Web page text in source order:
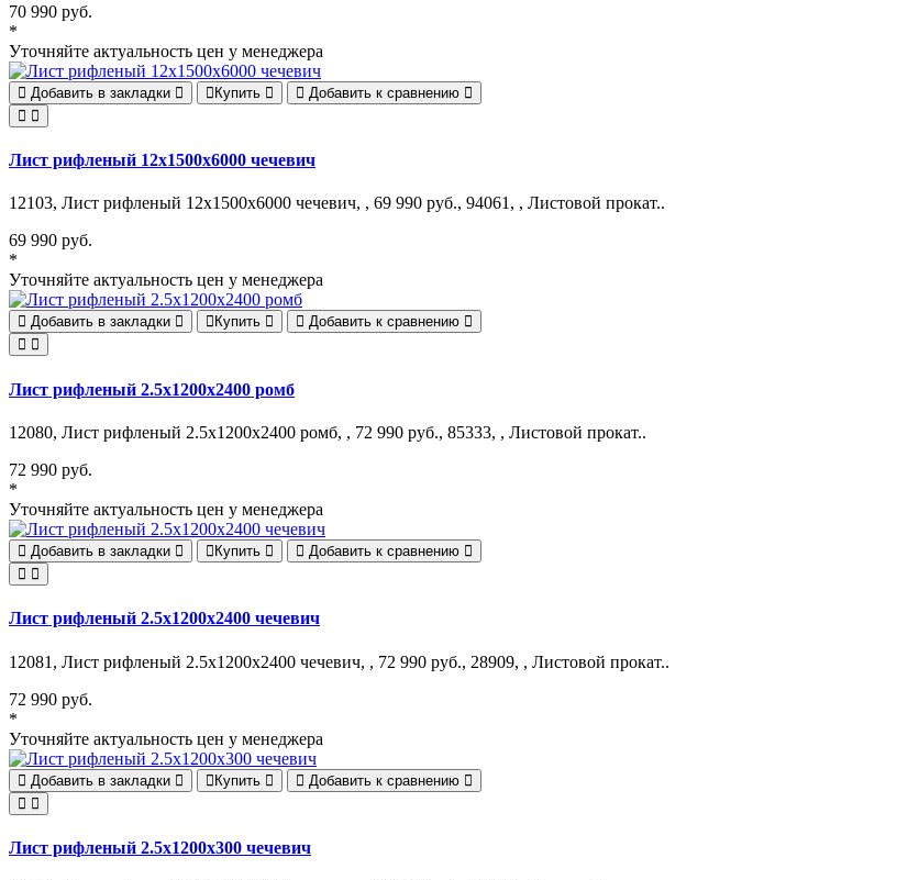
70 990 руб.
*
Уточняйте актуальность цен у менеджера
Добавить в закладки Купить Добавить к сравнению
Лист рифленый 12х1500х6000 чечевич
12103, Лист рифленый 12х1500х6000 чечевич, , 69 990 руб., 94061, , Листовой прокат..
69 990 руб.
*
Уточняйте актуальность цен у менеджера
Добавить в закладки Купить Добавить к сравнению
Лист рифленый 2.5х1200х2400 ромб
12080, Лист рифленый 2.5х1200х2400 ромб, , 72 990 руб., 85333, , Листовой прокат..
72 990 руб.
*
Уточняйте актуальность цен у менеджера
Добавить в закладки Купить Добавить к сравнению
Лист рифленый 2.5х1200х2400 чечевич
12081, Лист рифленый 2.5х1200х2400 чечевич, , 72 990 руб., 28909, , Листовой прокат..
72 990 руб.
*
Уточняйте актуальность цен у менеджера
Добавить в закладки Купить Добавить к сравнению
Лист рифленый 2.5х1200х300 чечевич